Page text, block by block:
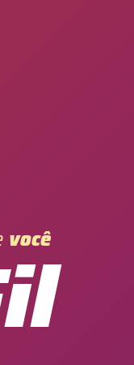
você